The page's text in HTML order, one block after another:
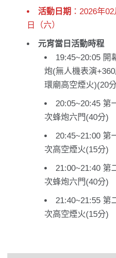
活動日期 ：2026年
日（六）
元宵當日活動時程
19:45~20:05 開
炮(無人機表演
環廟高空煙火)(20
20:05~20:45 第
次蜂炮六門(40分)
20:45~21:00 第
次高空煙火(15分)
21:00~21:40 第
次蜂炮六門(40分)
21:40~21:55 第
次高空煙火(15分)